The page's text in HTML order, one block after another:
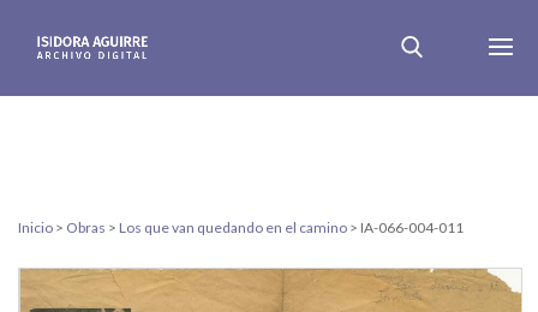
Inicio > Obras > Los que van quedando en el camino > IA-066-004-011